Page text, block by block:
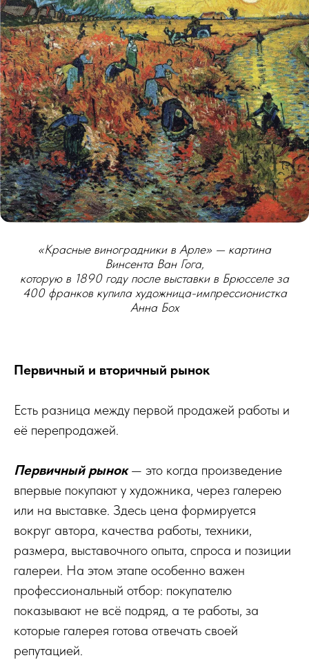
«Красные виноградники в Арле» — картина
Винсента Ван Гога,
которую в 1890 году после выставки в Брюсселе за
400 франков купила художница-импрессионистка
Анна Бох
Первичный и вторичный рынок
Есть разница между первой продажей работы и
её перепродажей.
Первичный рынок— это когда произведение
впервые покупают у художника, через галерею
или на выставке. Здесь цена формируется
вокруг автора, качества работы, техники,
размера, выставочного опыта, спроса и позиции
галереи. На этом этапе особенно важен
профессиональный отбор: покупателю
показывают не всё подряд, а те работы, за
которые галерея готова отвечать своей
репутацией.